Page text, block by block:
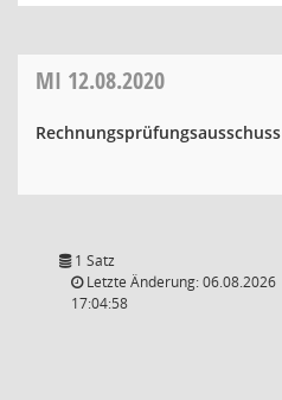
MI 12.08.2020
Rechnungsprüfungsausschuss
1 Satz
Letzte Änderung: 06.08.2026
17:04:58